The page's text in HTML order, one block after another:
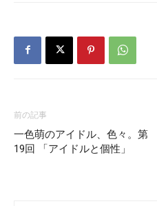
前の記事
一色萌のアイドル、色々。第
19回 「アイドルと個性」